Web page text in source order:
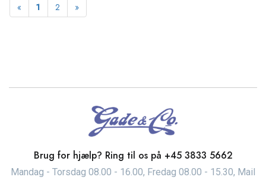
« Forrige
1 2 »Næste
Brug for hjælp? Ring til os på +45 3833 5662
Mandag - Torsdag 08.00 - 16.00, Fredag 08.00 - 15.30, Mail